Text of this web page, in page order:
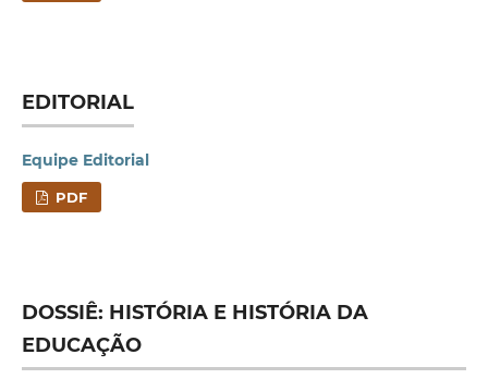
EDITORIAL
Equipe Editorial
PDF
DOSSIÊ: HISTÓRIA E HISTÓRIA DA
EDUCAÇÃO